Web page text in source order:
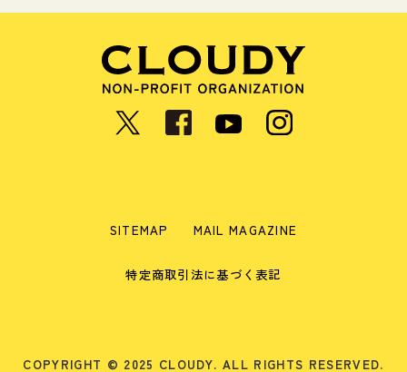
SITEMAP MAIL MAGAZINE
特定商取引法に基づく表記
COPYRIGHT © 2025 CLOUDY. ALL RIGHTS RESERVED.